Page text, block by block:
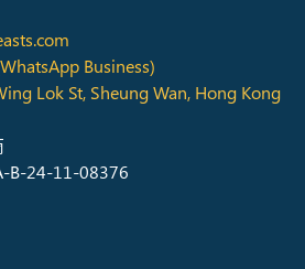
Business)
Lok St, Sheung Wan, Hong Kong
B-24-11-08376